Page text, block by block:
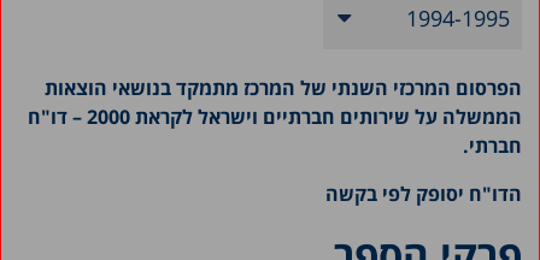
1994-1995
2024
2023
2022
2021
הפרסום המרכזי השנתי של המרכז מתמקד בנושאי הוצאות
הממשלה על שירותים חברתיים וישראל לקראת 2000 – דו"ח
חברתי.
הדו"ח יסופק לפי בקשה